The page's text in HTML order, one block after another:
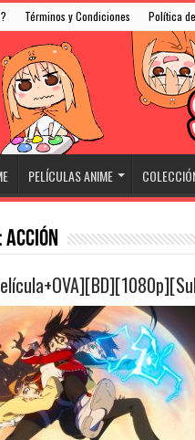
Términos y Condiciones Política
PELÍCULAS ANIME
Acción